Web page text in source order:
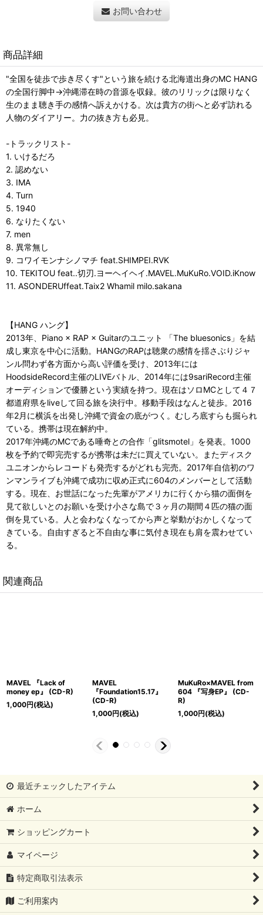
お問い合わせ
商品詳細
"全国を徒歩で歩き尽くす"という旅を続ける北海道出身のMC HANG
の全国行脚中→沖縄滞在時の音源を収録。彼のリリックは限りなく
生のまま聴き手の感情へ訴えかける。次は貴方の街へと必ず訪れる
人物のダイアリー。力の抜き方も必見。
-トラックリスト-
1. いけるだろ
2. 認めない
3. IMA
4. Turn
5. 1940
6. なりたくない
7. men
8. 異常無し
9. コワイモンナシノマチ feat.SHIMPEI.RVK
10. TEKITOU feat..切刃.ヨーヘイヘイ.MAVEL.MuKuRo.VOID.iKnow
11. ASONDERUffeat.Taix2 Whamil milo.sakana
【HANG ハング】
2013年、Piano × RAP × Guitarのユニット 「The bluesonics」を結
成し東京を中心に活動。HANGのRAPは聴衆の感情を揺さぶりジャ
ンル問わず各方面から高い評価を受け、2013年には
HoodsideRecord主催のLIVEバトル、2014年には9sariRecord主催
オーディションで優勝という実績を持つ。現在はソロMCとして４７
都道府県をliveして回る旅を決行中。移動手段はなんと徒歩。2016
年2月に横浜を出発し沖縄で資金の底がつく。むしろ底すらも掘られ
ている。携帯は現在解約中。
2017年沖縄のMCである唾奇との合作「glitsmotel」を発表。1000
枚を予約で即完売するが携帯は未だに買えていない。またディスク
ユニオンからレコードも発売するがどれも完売。2017年自信初のワ
ンマンライブも沖縄で成功に収め正式に604のメンバーとして活動
する。現在、お世話になった先輩がアメリカに行くから猫の面倒を
見て欲しいとのお願いを受け小さな島で３ヶ月の期間４匹の猫の面
倒を見ている。人と会わなくなってから声と挙動がおかしくなって
きている。自由すぎると不自由な事に気付き現在も肩を震わせてい
る。
関連商品
of
(CD-R)
)
MAVEL
『Foundation15.17』
(CD-R)
(税込)
MuKuRo×MAVEL from
604 『写身EP』 (CD-
1,000
(税込)
MuKuRo
『
最近チェックしたアイテム
ホーム
ショッピングカート
マイページ
特定商取引法表示
ご利用案内